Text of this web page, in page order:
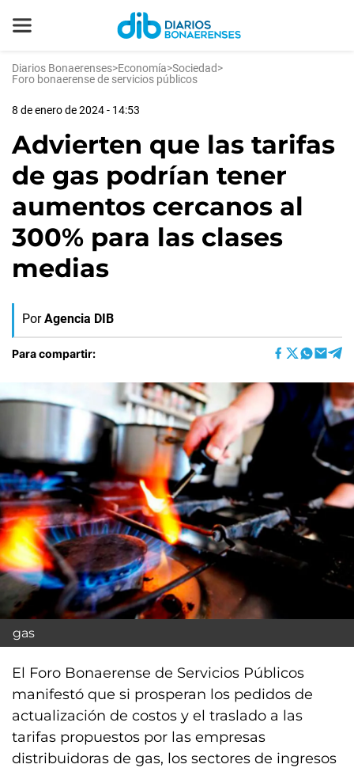
Diarios Bonaerenses>Economía>Sociedad>
Foro bonaerense de servicios públicos
8 de enero de 2024 - 14:53
Advierten que las tarifas
de gas podrían tener
aumentos cercanos al
300% para las clases
medias
Por Agencia DIB
Para compartir:
gas
El Foro Bonaerense de Servicios Públicos
manifestó que si prosperan los pedidos de
actualización de costos y el traslado a las
tarifas propuestos por las empresas
distribuidoras de gas, los sectores de ingresos